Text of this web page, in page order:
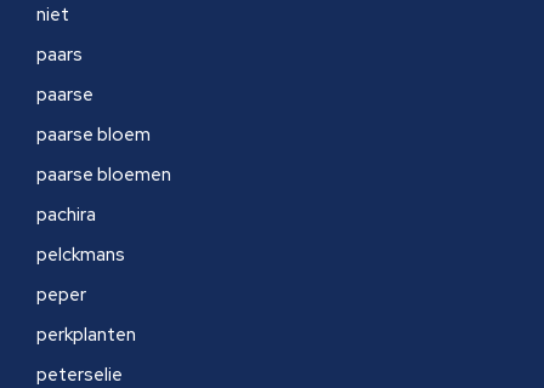
niet
paars
paarse
paarse bloem
paarse bloemen
pachira
pelckmans
peper
perkplanten
peterselie